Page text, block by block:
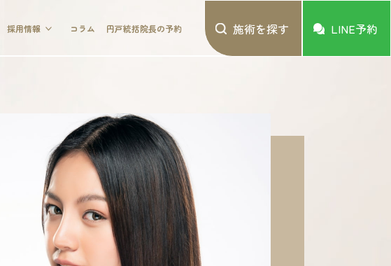
採用情報 コラム 円戸統括院長の予約 施術を探す LINE予約